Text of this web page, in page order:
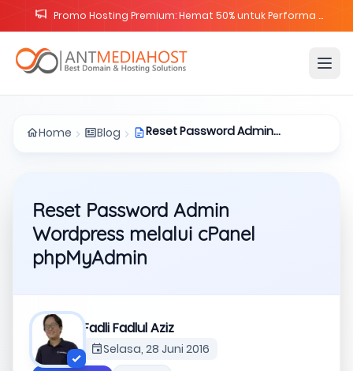
Promo Hosting Premium: Hemat 50% untuk Performa Website Maksimal
Home Blog
Reset Password Admin
Reset Password Admin
Wordpress melalui cPanel
phpMyAdmin
Fadli Fadlul Aziz
Selasa, 28 Juni 2016